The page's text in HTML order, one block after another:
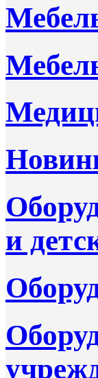
и